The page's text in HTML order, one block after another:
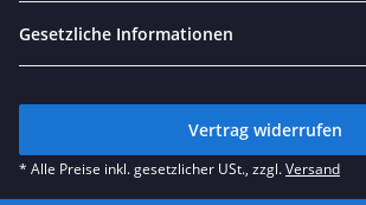
Gesetzliche Informationen
Vertrag widerrufen
* Alle Preise inkl. gesetzlicher USt., zzgl.Versand